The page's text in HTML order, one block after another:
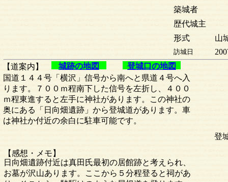
国道１４４号「横沢」信号から南へと県道４号へ入
ります。７００ｍ程南下した信号を左折し、４００
ｍ程東進すると左手に神社があります。この神社の
奥にある「日向畑遺跡」から登城道があります。車
は神社か付近の余白に駐車可能です。
日向畑遺跡付近は真田氏最初の居館跡と考えられ、
お墓が沢山あります。ここから５分程登ると祠があ
登城口の地図
城跡の地図
築城者
歴代城主
形式
山
訪城日
【道案内】
【感想・メモ】
登